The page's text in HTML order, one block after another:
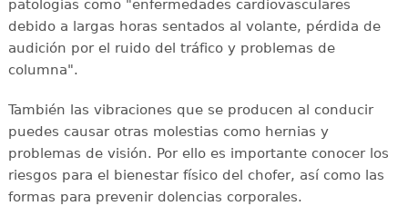
patologías como "enfermedades cardiovasculares
debido a largas horas sentados al volante, pérdida de
audición por el ruido del tráfico y problemas de
columna".
También las vibraciones que se producen al conducir
puedes causar otras molestias como hernias y
problemas de visión. Por ello es importante conocer los
riesgos para el bienestar físico del chofer, así como las
formas para prevenir dolencias corporales.